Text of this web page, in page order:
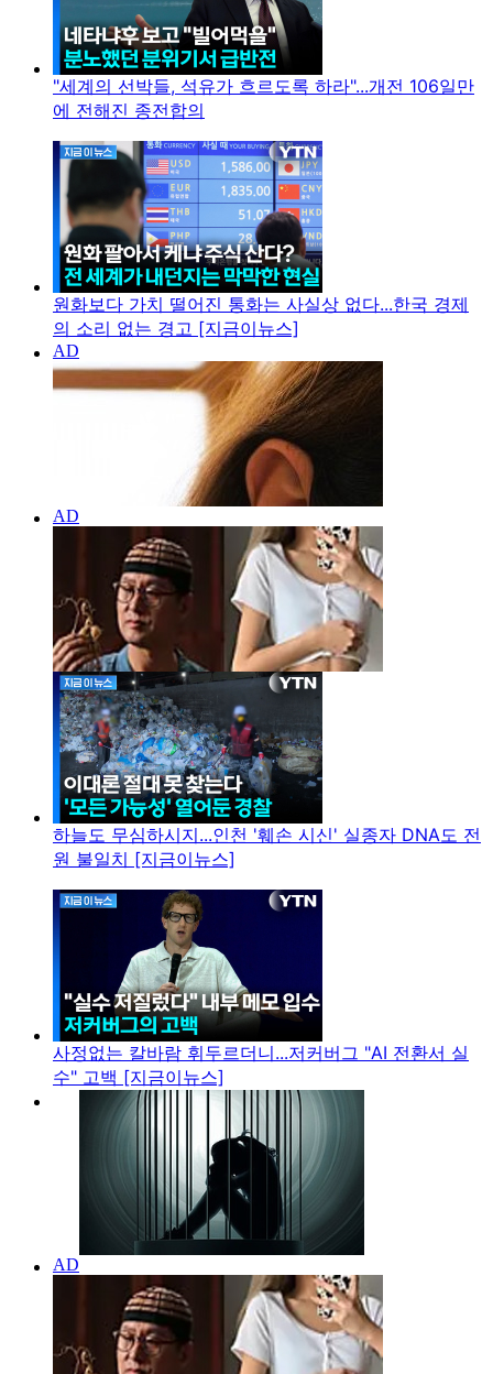
"세계의 선박들, 석유가 흐르도록 하라"...개전 106일만
에 전해진 종전합의
원화보다 가치 떨어진 통화는 사실상 없다...한국 경제
의 소리 없는 경고 [지금이뉴스]
하늘도 무심하시지...인천 '훼손 시신' 실종자 DNA도 전
원 불일치 [지금이뉴스]
사정없는 칼바람 휘두르더니...저커버그 "AI 전환서 실
수" 고백 [지금이뉴스]